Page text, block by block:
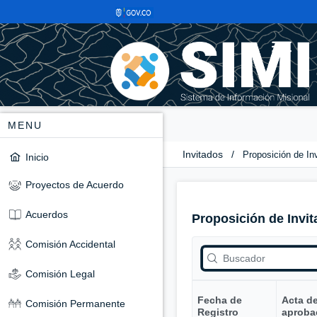
MENU
Inicio
Proyectos de Acuerdo
Acuerdos
Comisión Accidental
Comisión Legal
Comisión Permanente
Invitados / Proposición de
Proposición de
Fecha de
Registro
Acta